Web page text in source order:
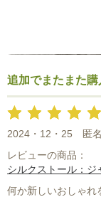
追加でまたまた購
2024・12・25 匿
レビューの商品：
シルクストール：ジ
何か新しいおしゃれ